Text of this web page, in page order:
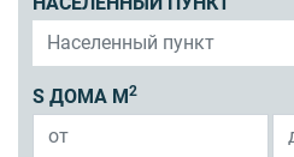
S ДОМА М 2